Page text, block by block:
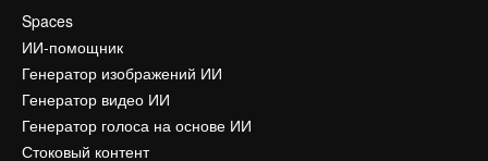
Spaces
ИИ-помощник
Генератор изображений ИИ
Генератор видео ИИ
Генератор голоса на основе ИИ
Стоковый контент